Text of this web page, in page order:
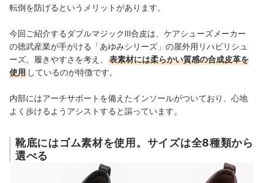
転倒を防げるというメリットがあります。
今回ご紹介するダブルマジックⅢ合皮は、ケアシューズメーカー
の徳武産業が手がける「あゆみシリーズ」の屋外用リハビリシュ
ーズ。履きやすさを考え、
表素材には柔らかい質感の合成皮革を
使用 しているのが特徴です。
内部にはアーチサポートを備えたインソールがついており、心地
よく歩けるようアシストすると謳っています。
靴底にはゴム素材を使用。サイズは全8種類から
選べる